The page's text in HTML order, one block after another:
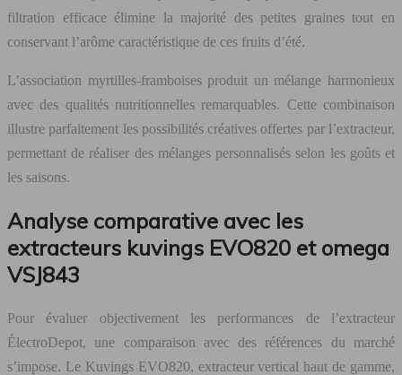
filtration efficace élimine la majorité des petites graines tout en
conservant l’arôme caractéristique de ces fruits d’été.
L’association myrtilles-framboises produit un mélange harmonieux
avec des qualités nutritionnelles remarquables. Cette combinaison
illustre parfaitement les possibilités créatives offertes par l’extracteur,
permettant de réaliser des mélanges personnalisés selon les goûts et
les saisons.
Analyse comparative avec les
extracteurs kuvings EVO820 et omega
VSJ843
Pour évaluer objectivement les performances de l’extracteur
ÉlectroDepot, une comparaison avec des références du marché
s’impose. Le Kuvings EVO820, extracteur vertical haut de gamme,